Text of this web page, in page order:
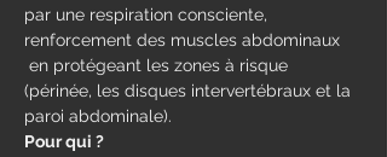
par une respiration consciente,
renforcement des muscles abdominaux
en protégeant les zones à risque
(périnée, les disques intervertébraux et la
paroi abdominale).
Pour qui ?